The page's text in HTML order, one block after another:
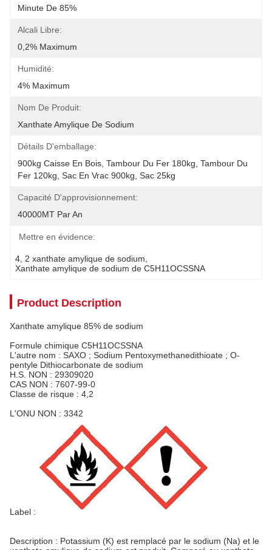
Minute De 85%
Alcali Libre:
0,2% Maximum
Humidité:
4% Maximum
Nom De Produit:
Xanthate Amylique De Sodium
Détails D'emballage:
900kg Caisse En Bois, Tambour Du Fer 180kg, Tambour Du
Fer 120kg, Sac En Vrac 900kg, Sac 25kg
Capacité D'approvisionnement:
40000MT Par An
Mettre en évidence:
4 2 xanthate amylique de sodium
Xanthate amylique de sodium de C5H11OCSSNA
Product Description
Xanthate amylique 85% de sodium
Formule chimique C5H11OCSSNA
L'autre nom : SAXO ; Sodium Pentoxymethanedithioate ; O-
pentyle Dithiocarbonate de sodium
H.S. NON : 29309020
CAS NON : 7607-99-0
Classe de risque : 4,2
L'ONU NON : 3342
Label :
Description : Potassium (K) est remplacé par le sodium (Na) et le